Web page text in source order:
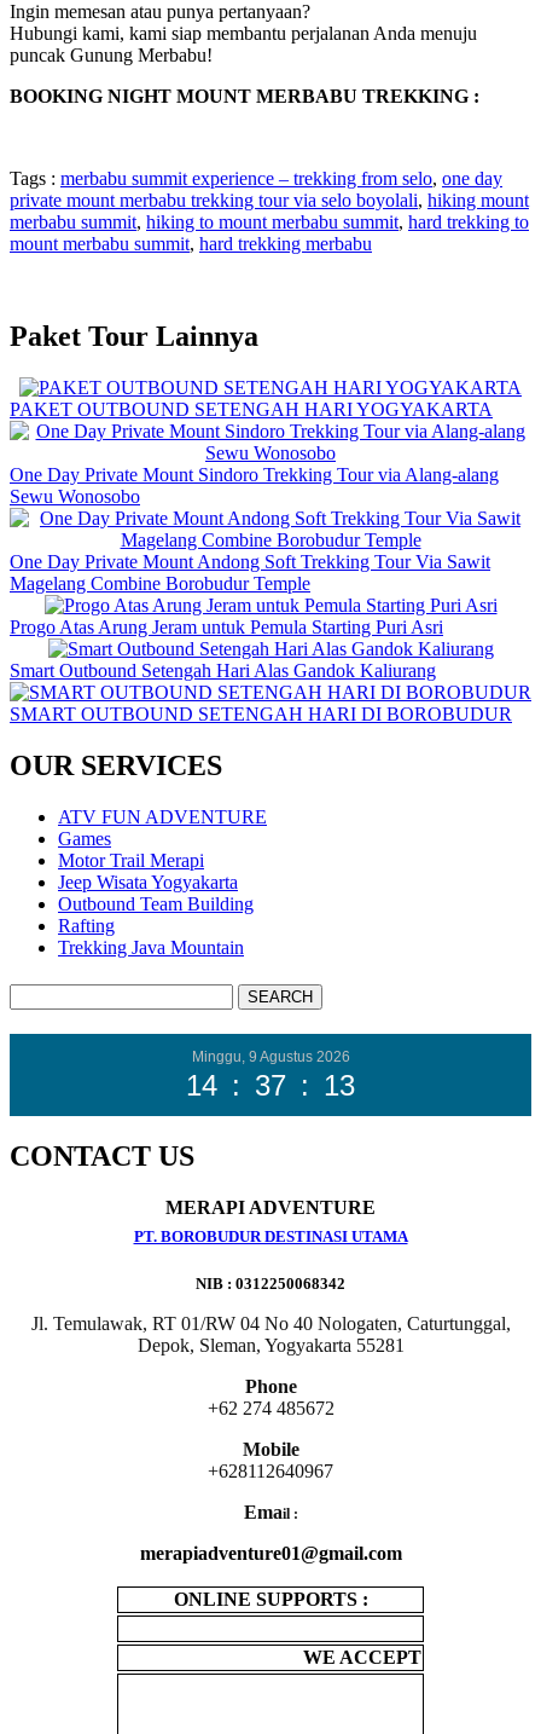
Ingin memesan atau punya pertanyaan?
Hubungi kami, kami siap membantu perjalanan Anda menuju
puncak Gunung Merbabu!
BOOKING NIGHT MOUNT MERBABU TREKKING :
Tags : merbabu summit experience – trekking from selo, one day
private mount merbabu trekking tour via selo boyolali, hiking mount
merbabu summit, hiking to mount merbabu summit, hard trekking to
mount merbabu summit, hard trekking merbabu
Paket Tour Lainnya
PAKET OUTBOUND SETENGAH HARI YOGYAKARTA
One Day Private Mount Sindoro Trekking Tour via Alang-alang
Sewu Wonosobo
One Day Private Mount Andong Soft Trekking Tour Via Sawit
Magelang Combine Borobudur Temple
Progo Atas Arung Jeram untuk Pemula Starting Puri Asri
Smart Outbound Setengah Hari Alas Gandok Kaliurang
SMART OUTBOUND SETENGAH HARI DI BOROBUDUR
OUR SERVICES
ATV FUN ADVENTURE
Games
Motor Trail Merapi
Jeep Wisata Yogyakarta
Outbound Team Building
Rafting
Trekking Java Mountain
Minggu, 9 Agustus 2026
14 : 37 : 13
CONTACT US
MERAPI ADVENTURE
PT. BOROBUDUR DESTINASI UTAMA
NIB : 0312250068342
Jl. Temulawak, RT 01/RW 04 No 40 Nologaten, Caturtunggal,
Depok, Sleman, Yogyakarta 55281
Phone
+62 274 485672
Mobile
+628112640967
Email :
merapiadventure01@gmail.com
ONLINE SUPPORTS :
WE ACCEPT